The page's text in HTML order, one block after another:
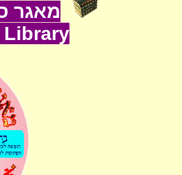
מאגר
Library